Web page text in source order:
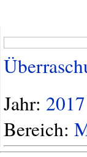
Jahr: 2017
Bereich: